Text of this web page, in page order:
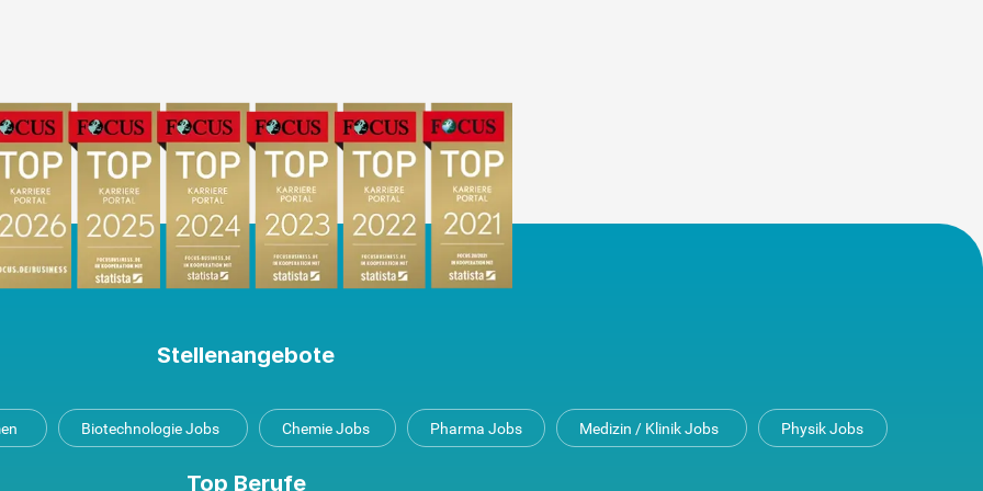
Stellenangebote
Biotechnologie Jobs Chemie Jobs Pharma Jobs Medizin / Klinik Jobs Physik Jobs
Top Berufe